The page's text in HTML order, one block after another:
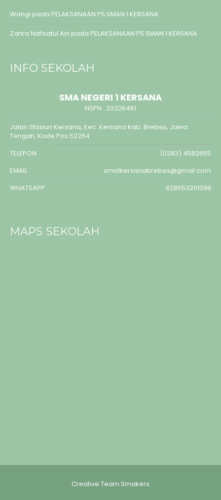
Wangi pada PELAKSANAAN P5 SMAN 1 KERSANA
Zahra Nafisatul Ain pada PELAKSANAAN P5 SMAN 1 KERSANA
INFO SEKOLAH
SMA NEGERI 1 KERSANA
NSPN : 20326461
Jalan Stasiun Kersana, Kec. Kersana Kab. Brebes, Jawa
Tengah, Kode Pos 52264
TELEPON
(0283) 4582655
EMAIL
sma1kersanabrebes@gmail.com
WHATSAPP
628553201099
MAPS SEKOLAH
Creative Team Smakers